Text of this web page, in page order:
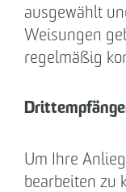
ausgewählt
Weisungen
regelmäßig
Um Ihre
bearbeiten zu